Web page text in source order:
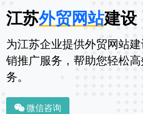
江苏外贸网站建设
为江苏企业提供外贸网站
销推广服务，帮助您轻松
务。
微信咨询